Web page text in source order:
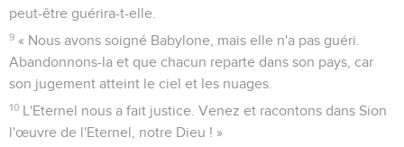
peut-être guérira-t-elle.
9 « Nous avons soigné Babylone, mais elle n'a pas guéri.
Abandonnons-la et que chacun reparte dans son pays, car
son jugement atteint le ciel et les nuages.
10 L'Eternel nous a fait justice. Venez et racontons dans Sion
l'œuvre de l'Eternel, notre Dieu ! »